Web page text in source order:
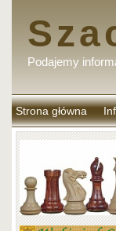
Podajemy
Strona główna